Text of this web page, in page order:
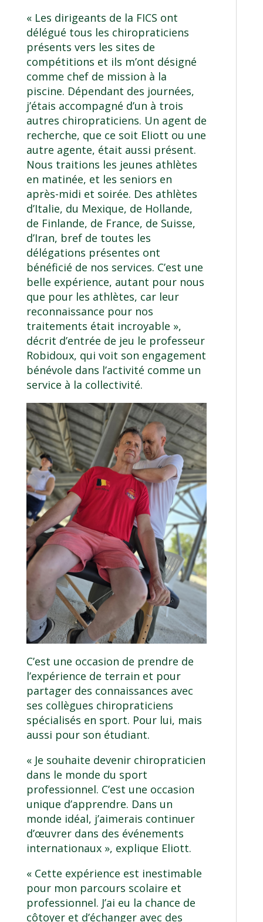
« Les dirigeants de la FICS ont
délégué tous les chiropraticiens
présents vers les sites de
compétitions et ils m’ont désigné
comme chef de mission à la
piscine. Dépendant des journées,
j’étais accompagné d’un à trois
autres chiropraticiens. Un agent de
recherche, que ce soit Eliott ou une
autre agente, était aussi présent.
Nous traitions les jeunes athlètes
en matinée, et les seniors en
après-midi et soirée. Des athlètes
d’Italie, du Mexique, de Hollande,
de Finlande, de France, de Suisse,
d’Iran, bref de toutes les
délégations présentes ont
bénéficié de nos services. C’est une
belle expérience, autant pour nous
que pour les athlètes, car leur
reconnaissance pour nos
traitements était incroyable »,
décrit d’entrée de jeu le professeur
Robidoux, qui voit son engagement
bénévole dans l’activité comme un
service à la collectivité.
C’est une occasion de prendre de
l’expérience de terrain et pour
partager des connaissances avec
ses collègues chiropraticiens
spécialisés en sport. Pour lui, mais
aussi pour son étudiant.
« Je souhaite devenir chiropraticien
dans le monde du sport
professionnel. C’est une occasion
unique d’apprendre. Dans un
monde idéal, j’aimerais continuer
d’œuvrer dans des événements
internationaux », explique Eliott.
« Cette expérience est inestimable
pour mon parcours scolaire et
professionnel. J’ai eu la chance de
côtoyer et d’échanger avec des